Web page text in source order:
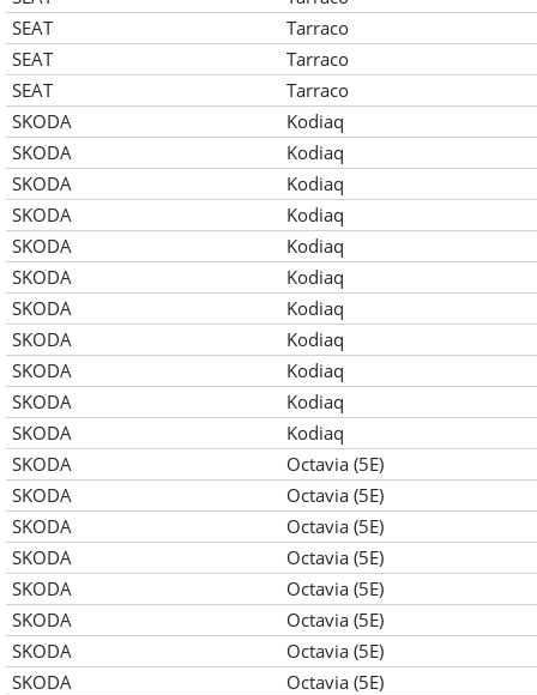
SEAT
Tarraco
SEAT
Tarraco
SEAT
Tarraco
SKODA
Kodiaq
SKODA
Kodiaq
SKODA
Kodiaq
SKODA
Kodiaq
SKODA
Kodiaq
SKODA
Kodiaq
SKODA
Kodiaq
SKODA
Kodiaq
SKODA
Kodiaq
SKODA
Kodiaq
SKODA
Kodiaq
SKODA
Octavia (5E)
SKODA
Octavia (5E)
SKODA
Octavia (5E)
SKODA
Octavia (5E)
SKODA
Octavia (5E)
SKODA
Octavia (5E)
SKODA
Octavia (5E)
SKODA
Octavia (5E)